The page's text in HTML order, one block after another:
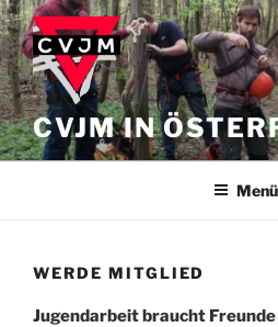
Zum
Inhalt
springen
CVJM IN
Menü
WERDE MITGLIED
Jugendarbeit braucht Freunde